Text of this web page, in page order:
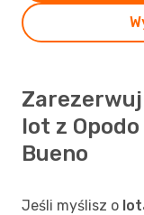
lot z
Bueno
Jeśli myślisz o